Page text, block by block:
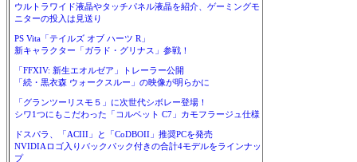
ウルトラワイド液晶やタッチパネル液晶を紹介、ゲーミングモ
ニターの投入は見送り
PS Vita「テイルズ オブ ハーツ R」
新キャラクター「ガラド・グリナス」参戦！
「FFXIV: 新生エオルゼア」トレーラー公開
「続・黒衣森 ウォークスルー」の映像が明らかに
「グランツーリスモ５」に次世代シボレー登場！
シワ1つにもこだわった「コルベット C7」カモフラージュ仕様
ドスパラ、「ACIII」と「CoDBOII」推奨PCを発売
NVIDIAロゴ入りバックパック付きの合計4モデルをラインナッ
プ